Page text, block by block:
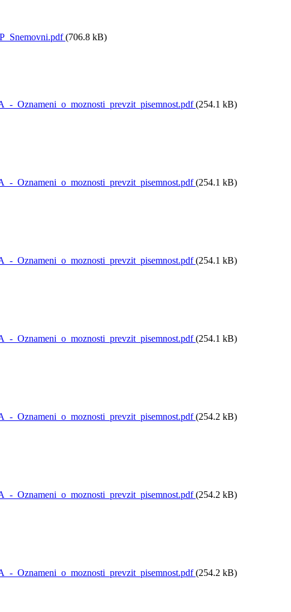
(706.8 kB)
_Oznameni_o_moznosti_prevzit_pisemnost.pdf(254.1 kB)
_Oznameni_o_moznosti_prevzit_pisemnost.pdf(254.1 kB)
_Oznameni_o_moznosti_prevzit_pisemnost.pdf(254.1 kB)
_Oznameni_o_moznosti_prevzit_pisemnost.pdf(254.1 kB)
_Oznameni_o_moznosti_prevzit_pisemnost.pdf(254.2 kB)
_Oznameni_o_moznosti_prevzit_pisemnost.pdf(254.2 kB)
_Oznameni_o_moznosti_prevzit_pisemnost.pdf(254.2 kB)